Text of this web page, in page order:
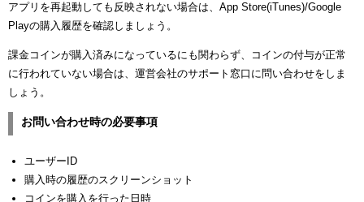
アプリを再起動しても反映されない場合は、App Store(iTunes)/Google
Playの購入履歴を確認しましょう。
課金コインが購入済みになっているにも関わらず、コインの付与が正常
に行われていない場合は、運営会社のサポート窓口に問い合わせをしま
しょう。
お問い合わせ時の必要事項
ユーザーID
購入時の履歴のスクリーンショット
コインを購入を行った日時